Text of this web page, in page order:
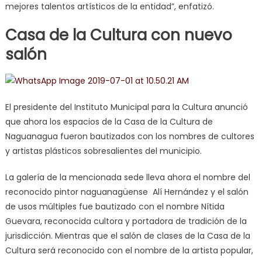
mejores talentos artísticos de la entidad”, enfatizó.
Casa de la Cultura con nuevo
salón
El presidente del Instituto Municipal para la Cultura anunció
que ahora los espacios de la Casa de la Cultura de
Naguanagua fueron bautizados con los nombres de cultores
y artistas plásticos sobresalientes del municipio.
La galería de la mencionada sede lleva ahora el nombre del
reconocido pintor naguanagüense Alí Hernández y el salón
de usos múltiples fue bautizado con el nombre Nítida
Guevara, reconocida cultora y portadora de tradición de la
jurisdicción. Mientras que el salón de clases de la Casa de la
Cultura será reconocido con el nombre de la artista popular,